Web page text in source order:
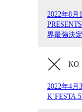
2022年8
界最強決
KO
2022年4月